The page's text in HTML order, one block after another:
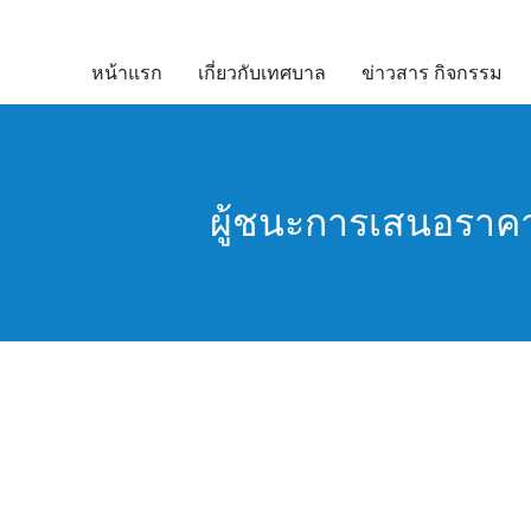
หน้าแรก เกี่ยวกับเทศบาล ข่าวสาร กิจกรรม
ผู้ชนะการเสนอรา